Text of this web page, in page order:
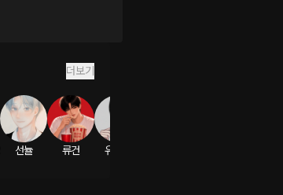
더보기
선뉼 류건 유빼미